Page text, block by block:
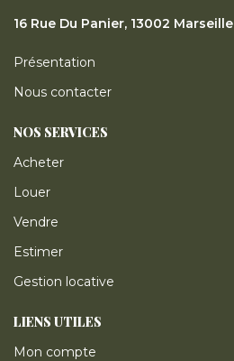
16 Rue Du Panier, 13002 Marseille
Présentation
Nous contacter
NOS SERVICES
Acheter
Louer
Vendre
Estimer
Gestion locative
LIENS UTILES
Mon compte